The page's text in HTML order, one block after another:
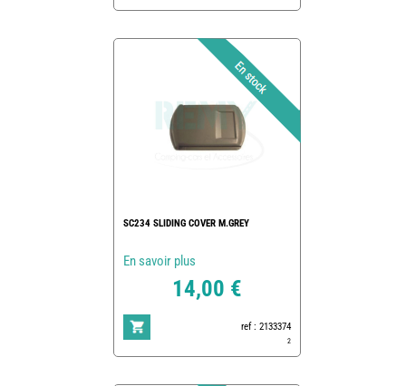
SC234 SLIDING COVER M.GREY
En savoir plus
14,00 €
ref : 2133374
2